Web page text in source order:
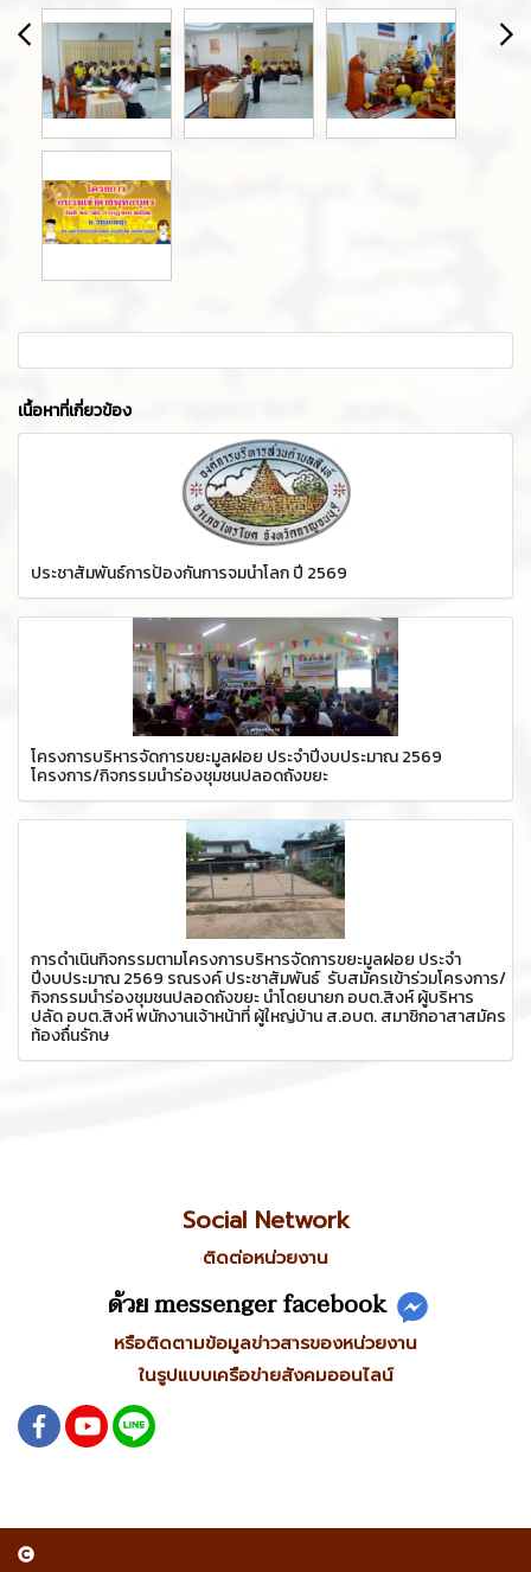
เนื้อหาที่เกี่ยวข้อง
ประชาสัมพันธ์การป้องกันการจมน้ำโลก ปี 2569
โครงการบริหารจัดการขยะมูลฝอย ประจำปีงบประมาณ 2569
โครงการ/กิจกรรมนำร่องชุมชนปลอดถังขยะ
การดำเนินกิจกรรมตามโครงการบริหารจัดการขยะมูลฝอย ประจำ
ปีงบประมาณ 2569 รณรงค์ ประชาสัมพันธ์ รับสมัครเข้าร่วมโครงการ/
กิจกรรมนำร่องชุมชนปลอดถังขยะ นำโดยนายก อบต.สิงห์ ผู้บริหาร
ปลัด อบต.สิงห์ พนักงานเจ้าหน้าที่ ผู้ใหญ่บ้าน ส.อบต. สมาชิกอาสาสมัคร
ท้องถื่นรักษ
Social Network
ติดต่อหน่วยงาน
ด้วย messenger facebook
หรือติดตามข้อมูลข่าวสารของหน่วยงาน
ในรูปแบบเครือข่ายสังคมออนไลน์